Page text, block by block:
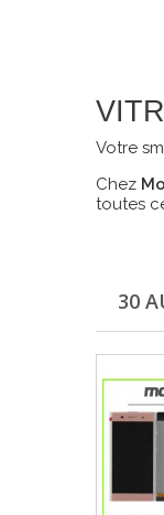
Votre
Chez
toutes
30